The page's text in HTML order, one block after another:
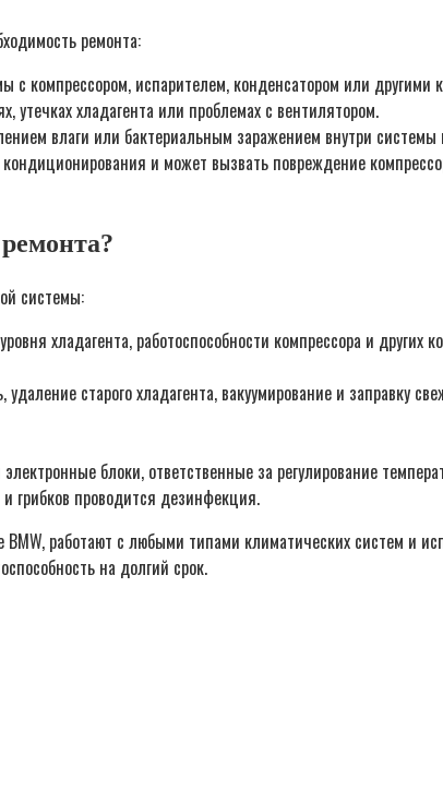
ремонта:
с компрессором, испарителем, конденсатором или
утечках хладагента или проблемах с вентилятором.
влаги или бактериальным заражением внутри
и может вызвать повреждение
системы:
хладагента, работоспособности компрессора и других
старого хладагента, вакуумирование и заправку
блоки, ответственные за регулирование
грибков проводится дезинфекция.
работают с любыми типами климатических систем и
на долгий срок.